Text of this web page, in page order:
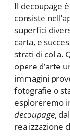
Il decoupage
consiste
superfici
carta, e
strati di colla.
opere d’arte
immagini
fotografie o
esploreremo
decoupage,
realizzazione